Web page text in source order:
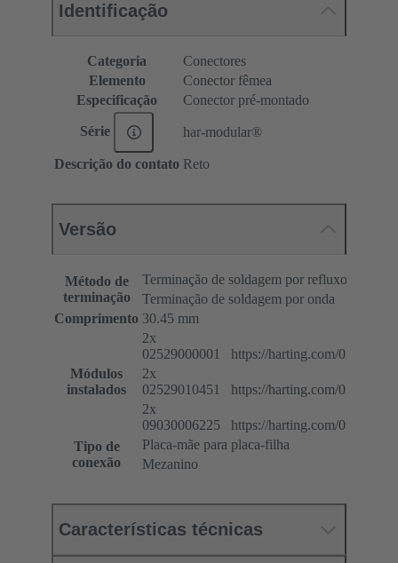
Identificação
Categoria
Conectores
Elemento
Conector fêmea
Especificação
Conector pré-montado
Série har-modular®
Descrição do contato Reto
Versão
Método de
terminação
Terminação de soldagem por refluxo (THR)
Terminação de soldagem por onda
Comprimento 30.45 mm
Módulos
instalados
2x
02529000001 https://harting.com/
2x
02529010451 https://harting.com/
2x
09030006225 https://harting.com/
Tipo de
conexão
Placa-mãe para placa-filha
Mezanino
Características técnicas